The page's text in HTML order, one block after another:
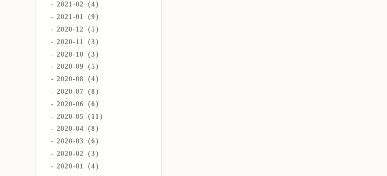
2021-02（4）
2021-01（9）
2020-12（5）
2020-11（3）
2020-10（3）
2020-09（5）
2020-08（4）
2020-07（8）
2020-06（6）
2020-05（11）
2020-04（8）
2020-03（6）
2020-02（3）
2020-01（4）